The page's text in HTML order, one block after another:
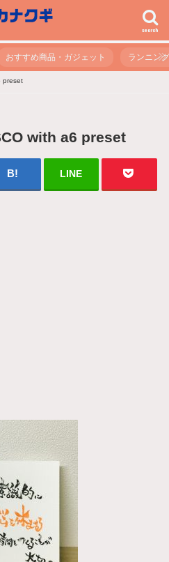
search
おすすめ商品・ガジェット ランニング
preset
with a6 preset
LINE